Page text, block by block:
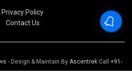
Privacy Policy
Contact Us
- Design & Maintain By Ascentrek Call +91-